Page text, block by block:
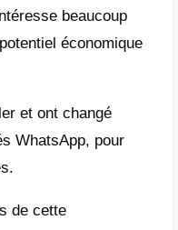
sur
que nous